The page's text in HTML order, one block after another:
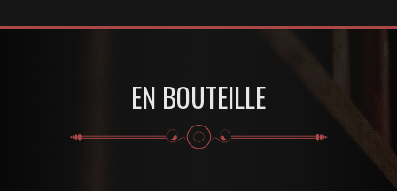
EN BOUTEILLE